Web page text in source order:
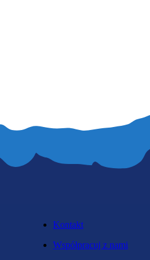
Kontakt
Współpracuj z nami